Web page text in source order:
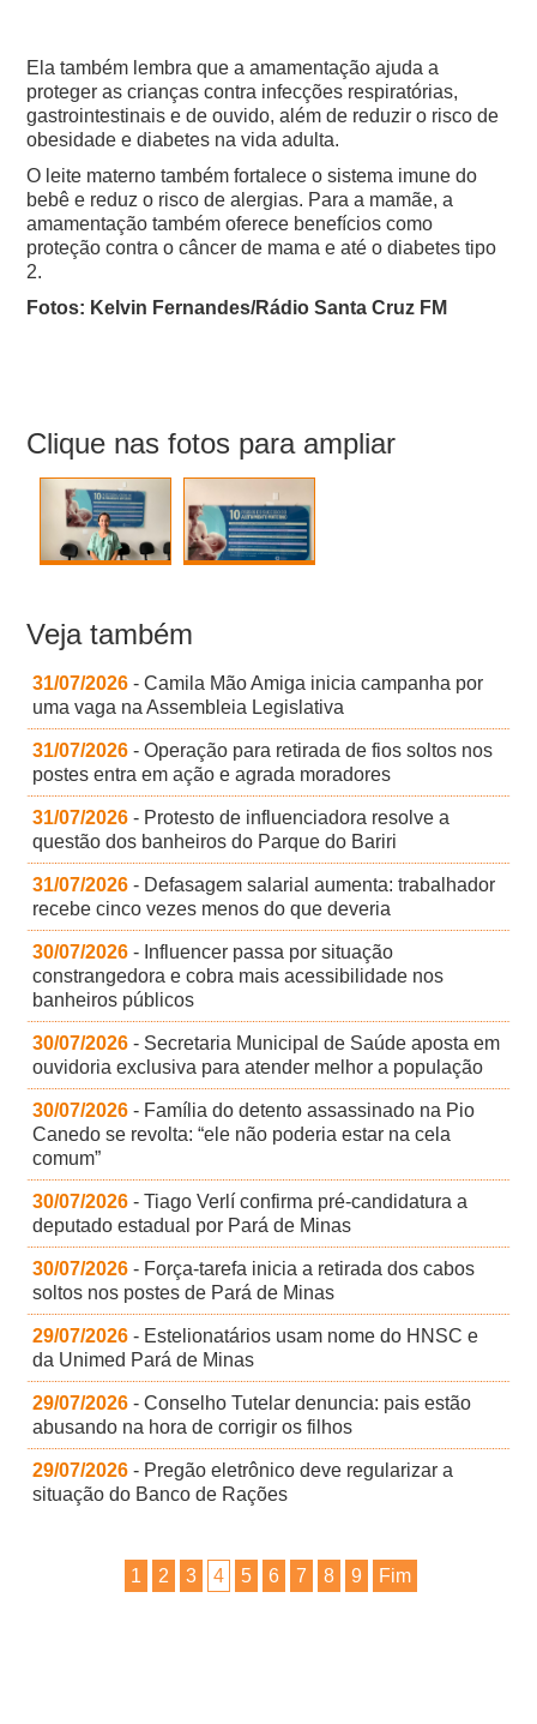
Ela também lembra que a amamentação ajuda a
proteger as crianças contra infecções respiratórias,
gastrointestinais e de ouvido, além de reduzir o risco de
obesidade e diabetes na vida adulta.
O leite materno também fortalece o sistema imune do
bebê e reduz o risco de alergias. Para a mamãe, a
amamentação também oferece benefícios como
proteção contra o câncer de mama e até o diabetes tipo
2.
Fotos: Kelvin Fernandes/Rádio Santa Cruz FM
Clique nas fotos para ampliar
Veja também
31/07/2026 - Camila Mão Amiga inicia campanha por
uma vaga na Assembleia Legislativa
31/07/2026 - Operação para retirada de fios soltos nos
postes entra em ação e agrada moradores
31/07/2026 - Protesto de influenciadora resolve a
questão dos banheiros do Parque do Bariri
31/07/2026 - Defasagem salarial aumenta: trabalhador
recebe cinco vezes menos do que deveria
30/07/2026 - Influencer passa por situação
constrangedora e cobra mais acessibilidade nos
banheiros públicos
30/07/2026 - Secretaria Municipal de Saúde aposta em
ouvidoria exclusiva para atender melhor a população
30/07/2026 - Família do detento assassinado na Pio
Canedo se revolta: “ele não poderia estar na cela
comum”
30/07/2026 - Tiago Verlí confirma pré-candidatura a
deputado estadual por Pará de Minas
30/07/2026 - Força-tarefa inicia a retirada dos cabos
soltos nos postes de Pará de Minas
29/07/2026 - Estelionatários usam nome do HNSC e
da Unimed Pará de Minas
29/07/2026 - Conselho Tutelar denuncia: pais estão
abusando na hora de corrigir os filhos
29/07/2026 - Pregão eletrônico deve regularizar a
situação do Banco de Rações
1 2 3 4 5 6 7 8 9 Fim